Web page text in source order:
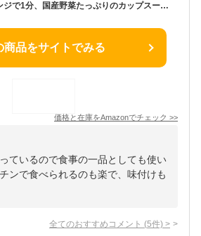
【野菜をMOTTO】レンジで1分、国産野菜たっぷりのカップスープ6個セット ご自宅用 アソート｜レトルト 常温保存｜朝食・ランチ・夜食に
商品をサイトでみる
価格と在庫をAmazonでチェック >>
ているので食事の一品としても使い
ンで食べられるのも楽で、味付けも
全てのおすすめコメント (5件) >